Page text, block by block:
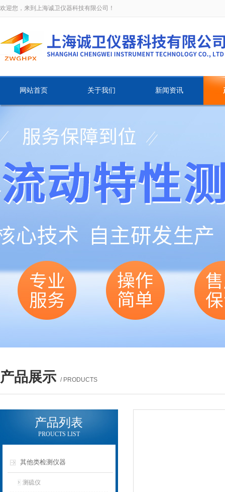
欢迎您，来到上海诚卫仪器科技有限公司！
网站首页 关于我们 新闻资讯
产品展示 / PRODUCTS
产品列表
PROUCTS LIST
其他类检测仪器
测硫仪